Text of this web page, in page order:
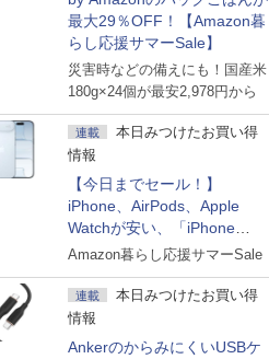
最大29％OFF！【Amazon暮
らし応援サマーSale】
災害時などの備えにも！国産米
180g×24個が最安2,978円から
連載
本日みつけたお買い得
情報
【今日までセール！】
iPhone、AirPods、Apple
Watchが安い、「iPhone
Air」256GB版が139,800円な
Amazon暮らし応援サマーSale
連載
本日みつけたお買い得
情報
AnkerのからみにくいUSBケ